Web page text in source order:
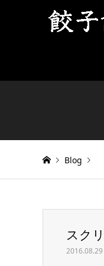
Blog
スクリーンシ
スク